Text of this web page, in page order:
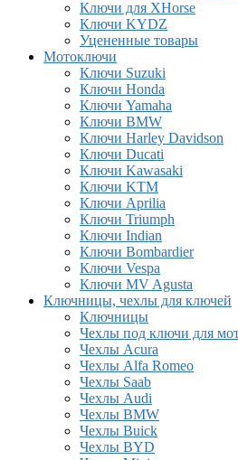
Ключи для XHorse
Ключи KYDZ
Уцененные товары
Мотоключи
Ключи Suzuki
Ключи Honda
Ключи Yamaha
Ключи BMW
Ключи Harley Davidson
Ключи Ducati
Ключи Kawasaki
Ключи KTM
Ключи Aprilia
Ключи Triumph
Ключи Indian
Ключи Bombardier
Ключи Vespa
Ключи MV Agusta
Ключницы, чехлы для ключей
Ключницы
Чехлы под ключи для
Чехлы Acura
Чехлы Alfa Romeo
Чехлы Saab
Чехлы Audi
Чехлы BMW
Чехлы Buick
Чехлы BYD